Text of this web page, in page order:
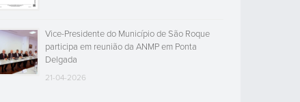
Vice-Presidente do Município de São Roque
participa em reunião da ANMP em Ponta
Delgada
21-04-2026